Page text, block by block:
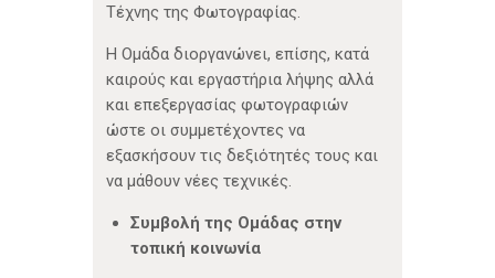
Τέχνης της Φωτογραφίας.
Η Ομάδα διοργανώνει, επίσης, κατά
καιρούς και εργαστήρια λήψης αλλά
και επεξεργασίας φωτογραφιών
ώστε οι συμμετέχοντες να
εξασκήσουν τις δεξιότητές τους και
να μάθουν νέες τεχνικές.
Συμβολή της Ομάδας στην
τοπική κοινωνία